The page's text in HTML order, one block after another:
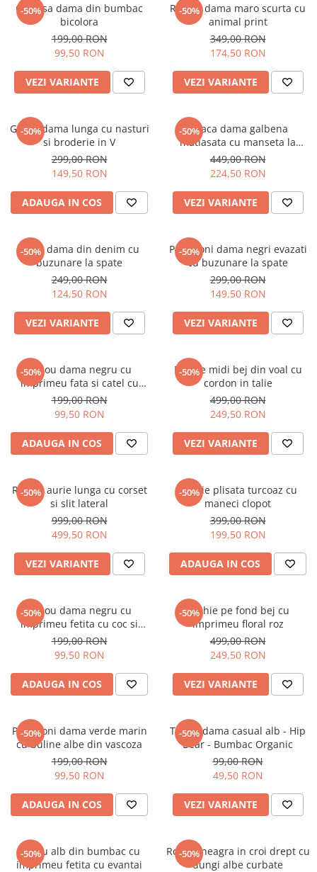
-50%
Camasa dama din bumbac
bicolora
199,00 RON
99,50 RON
VEZI VARIANTE
-50%
Rochie dama maro scurta cu
animal print
349,00 RON
174,50 RON
VEZI VARIANTE
-50%
Geaca dama lunga cu nasturi
si broderie in V
299,00 RON
149,50 RON
ADAUGA IN COS
-50%Geaca dama galbena
matlasata cu manseta la
maneca si elastic in talie
449,00 RON
224,50 RON
VEZI VARIANTE
-50%
Blugi dama din denim cu
buzunare la spate
249,00 RON
124,50 RON
VEZI VARIANTE
-50%
Pantaloni dama negri evazati
cu buzunare la spate
299,00 RON
149,50 RON
VEZI VARIANTE
-50%
Tricou dama negru cu
imprimeu fata si catel cu
ochelari
199,00 RON
99,50 RON
ADAUGA IN COS
-50%
Rochie midi bej din voal cu
cordon in talie
499,00 RON
249,50 RON
VEZI VARIANTE
-50%
Rochie aurie lunga cu corset
si slit lateral
999,00 RON
499,50 RON
VEZI VARIANTE
-50%
Rochie plisata turcoaz cu
maneci clopot
399,00 RON
199,50 RON
ADAUGA IN COS
-50%
Tricou dama negru cu
imprimeu fetita cu coc si
ochelari albastrii
199,00 RON
99,50 RON
ADAUGA IN COS
-50%
Rochie pe fond bej cu
imprimeu floral roz
499,00 RON
249,50 RON
VEZI VARIANTE
-50%
Pantaloni dama verde marin
cu buline albe din vascoza
199,00 RON
99,50 RON
ADAUGA IN COS
-50%
Tricou dama casual alb - Hip
Bear - Bumbac Organic
99,00 RON
49,50 RON
VEZI VARIANTE
-50%
Tricou alb din bumbac cu
imprimeu fetita cu evantai
-50%
Rochie neagra in croi drept cu
dungi albe curbate